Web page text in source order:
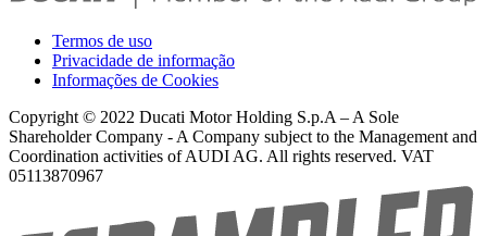
Termos de uso
Privacidade de informação
Informações de Cookies
Copyright © 2022 Ducati Motor Holding S.p.A – A Sole
Shareholder Company - A Company subject to the Management and
Coordination activities of AUDI AG. All rights reserved. VAT
05113870967